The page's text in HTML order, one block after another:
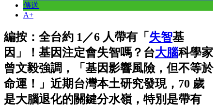
傳送
A+
編按：全台約 1／6 人帶有「 失智基
因」！基因注定會失智嗎？台大腦科學家
曾文毅強調，「基因影響風險，但不等於
命運！」近期台灣本土研究發現，70 歲
是大腦退化的關鍵分水嶺，特別是帶有